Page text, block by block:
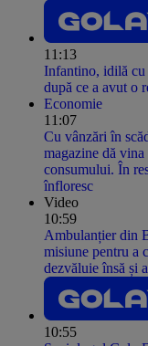
11:13
Infantino, idilă cu
după ce a avut o
Economie
11:07
Cu vânzări în
magazine dă
consumului. În
înfloresc
Video
10:59
Ambulanțier din
misiune pentru a
dezvăluie însă și
10:55